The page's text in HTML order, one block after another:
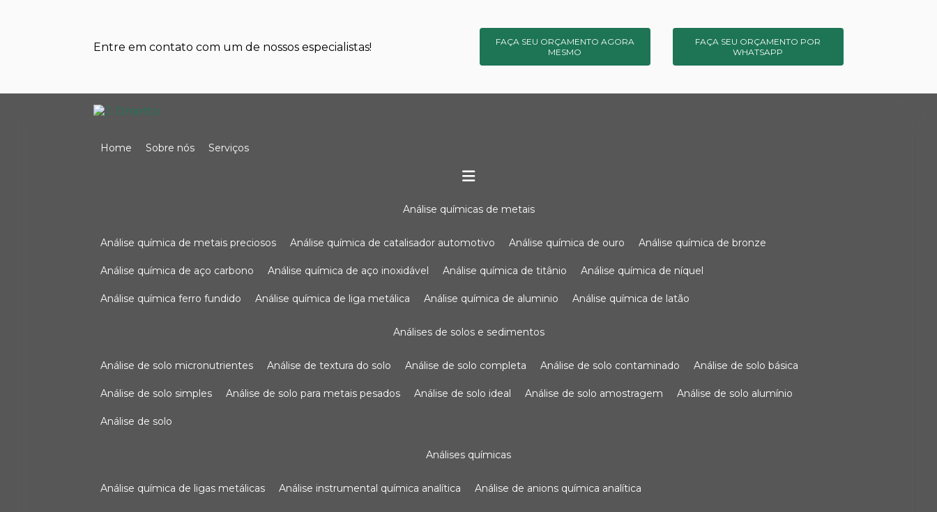
Entre em contato com um de nossos especialistas!
FAÇA SEU ORÇAMENTO AGORA
MESMO
FAÇA SEU ORÇAMENTO POR
WHATSAPP
Home Sobre nós Serviços
análise químicas de metais
análise química de metais preciosos análise química de catalisador automotivo análise química de ouro análise química de bronze
análise química de aço carbono análise química de aço inoxidável análise química de titânio análise química de níquel
análise química ferro fundido análise química de liga metálica análise química de aluminio análise química de latão
análises de solos e sedimentos
análise de solo micronutrientes análise de textura do solo análise de solo completa análise de solo contaminado análise de solo básica
análise de solo simples análise de solo para metais pesados análise de solo ideal análise de solo amostragem análise de solo alumínio
análise de solo
análises químicas
análise química de ligas metálicas análise instrumental química analítica análise de anions química analítica